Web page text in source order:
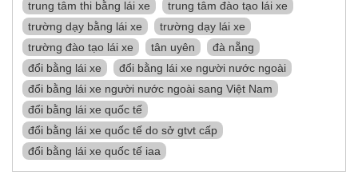
trung tâm thi bằng lái xe
trung tâm đào tạo lái xe
trường dạy bằng lái xe
trường dạy lái xe
trường đào tạo lái xe
tân uyên
đà nẵng
đổi bằng lái xe
đổi bằng lái xe người nước ngoài
đổi bằng lái xe người nước ngoài sang Việt Nam
đổi bằng lái xe quốc tế
đổi bằng lái xe quốc tế do sở gtvt cấp
đổi bằng lái xe quốc tế iaa